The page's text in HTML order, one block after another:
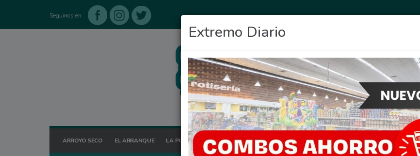
Seguinos en
ARROYO SECO EL ARRANQUE LA POSTA HOY OCIO DEPORTES FIGHIERA GENERAL LAGOS POLICIALES
Extremo Diario